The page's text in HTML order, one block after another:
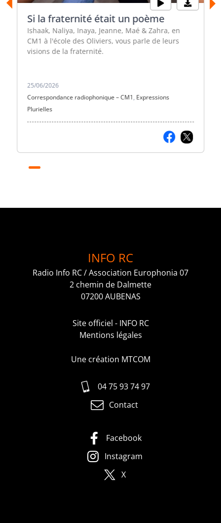
Si la fraternité était un poème
Ishaak, Naliya, Inaya, Jeanne, Maé & Zahra, en
CM1 à l'école des Oliviers, vous parle de leurs
visions de la fraternité.
25/06/2026
Correspondance radiophonique – CM1, Expressions
Plurielles
INFO RC
Radio Info RC / Association Europhonia 07
2 chemin de Dalmette
07200 AUBENAS
Site officiel - INFO RC
Mentions légales
Une création MTCOM
04 75 93 74 97
Contact
Facebook
Instagram
X